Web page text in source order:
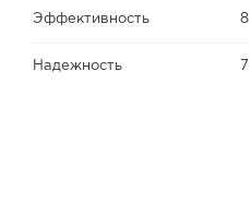
Эффективность 8
Надежность 7